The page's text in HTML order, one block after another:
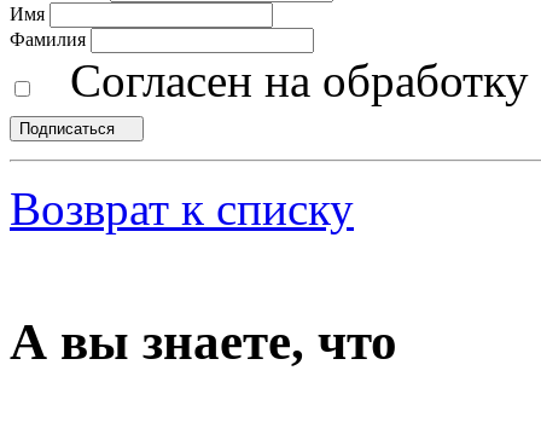
Имя
Фамилия
Согласен на
Подписаться
Возврат к списку
А вы знаете, что